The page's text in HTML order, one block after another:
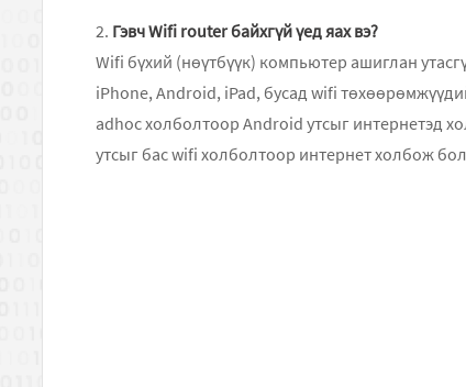
2. Гэвч Wifi router байхгүй үед яах вэ?
Wifi бүхий (нөүтбүүк) компьютер ашиглан утасгүй интернет холболт үүсгэж зөөврийн тооцоолуурууд,
iPhone, Android, iPad, бусад wifi төхөөрөмжүүдийг интернет холбож болох талаар танилцуулъя. Жирийн
adhoc холболтоор Android утсыг интернетэд холбож болдоггүй. Харин энэ Virtual router-ээр
утсыг бас wifi холболтоор интернет холбож